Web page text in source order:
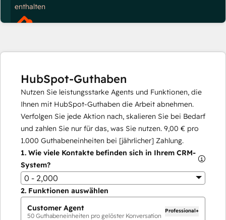
enthalten
HubSpot-Guthaben
Nutzen Sie leistungsstarke Agents und Funktionen, die
Ihnen mit HubSpot-Guthaben die Arbeit abnehmen.
Verfolgen Sie jede Aktion nach, skalieren Sie bei Bedarf
und zahlen Sie nur für das, was Sie nutzen. 9,00 € pro
1.000 Guthabeneinheiten bei [jährlicher] Zahlung.
1. Wie viele Kontakte befinden sich in Ihrem CRM-
System?
0 - 2,000
2. Funktionen auswählen
Customer Agent
50 Guthabeneinheiten pro gelöster Konversation
Professional+